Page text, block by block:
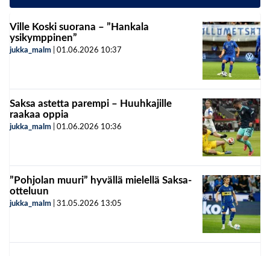
Ville Koski suorana – ”Hankala
ysikymppinen”
jukka_malm 01.06.2026 10:37
Saksa astetta parempi – Huuhkajille
raakaa oppia
jukka_malm 01.06.2026 10:36
”Pohjolan muuri” hyvällä mielellä Saksa-
otteluun
jukka_malm 31.05.2026 13:05